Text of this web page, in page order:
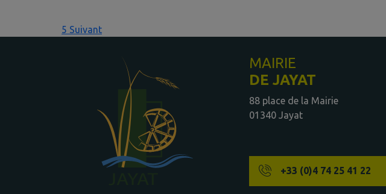
5 Suivant
MAIRIE
DE JAYAT
88 place de la Mairie
01340 Jayat
+33 (0)4 74 25 41 22